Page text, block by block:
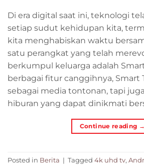
Di era digital saat ini, teknologi
setiap sudut kehidupan kita,
kita menghabiskan waktu
satu perangkat yang telah
berkumpul keluarga adalah
berbagai fitur canggihnya, Smart
sebagai media tontonan, tapi
hiburan yang dapat dinikmati
Continue reading →
Posted in Berita | Tagged 4k uhd tv,